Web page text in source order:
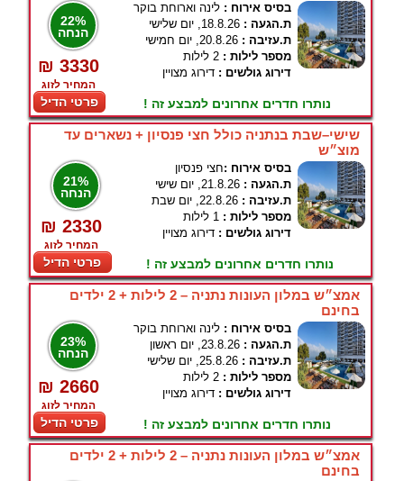
22%
הנחה
₪ 3330
המחיר לזוג
פרטי הדיל
בסיס אירוח : לינה וארוחת בוקר
ת.הגעה : 18.8.26, יום שלישי
ת.עזיבה : 20.8.26, יום חמישי
מספר לילות : 2 לילות
דירוג גולשים : דירוג מצויין
נותרו חדרים אחרונים למבצע זה !
שישי–שבת בנתניה כולל חצי פנסיון + נשארים עד
מוצ״ש
21%
הנחה
₪ 2330
המחיר לזוג
פרטי הדיל
בסיס אירוח :חצי פנסיון
ת.הגעה : 21.8.26, יום שישי
ת.עזיבה : 22.8.26, יום שבת
מספר לילות : 1 לילות
דירוג גולשים : דירוג מצויין
נותרו חדרים אחרונים למבצע זה !
אמצ״ש במלון העונות נתניה – 2 לילות + 2 ילדים
בחינם
23%
הנחה
₪ 2660
המחיר לזוג
פרטי הדיל
בסיס אירוח : לינה וארוחת בוקר
ת.הגעה : 23.8.26, יום ראשון
ת.עזיבה : 25.8.26, יום שלישי
מספר לילות : 2 לילות
דירוג גולשים : דירוג מצויין
נותרו חדרים אחרונים למבצע זה !
אמצ״ש במלון העונות נתניה – 2 לילות + 2 ילדים
בחינם